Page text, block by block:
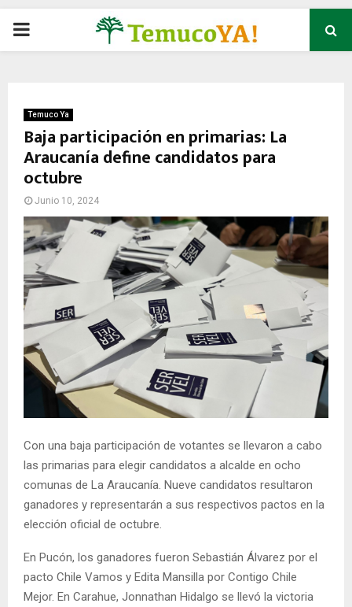
P
M
A
R
Y
M
N
U
Temuco Ya
Baja participación en primarias: La
Araucanía define candidatos para
octubre
Junio 10, 2024
Con una baja participación de votantes se llevaron a cabo
las primarias para elegir candidatos a alcalde en ocho
comunas de La Araucanía. Nueve candidatos resultaron
ganadores y representarán a sus respectivos pactos en la
elección oficial de octubre.
En Pucón, los ganadores fueron Sebastián Álvarez por el
pacto Chile Vamos y Edita Mansilla por Contigo Chile
Mejor. En Carahue, Jonnathan Hidalgo se llevó la victoria